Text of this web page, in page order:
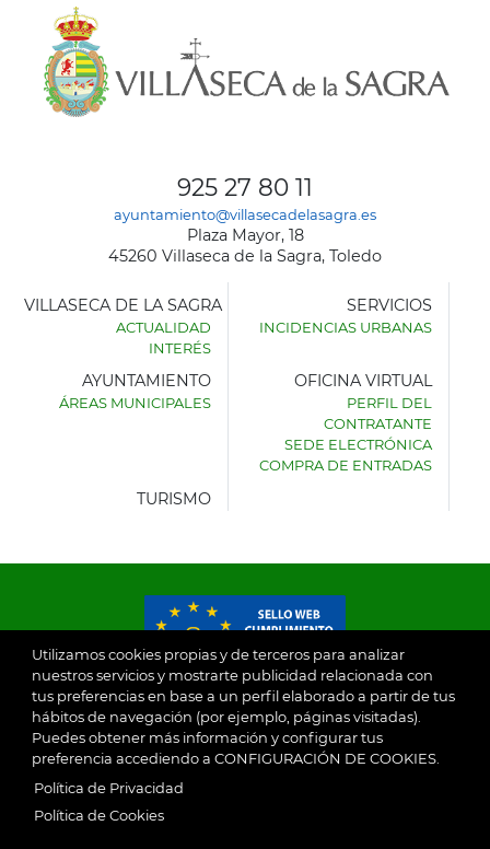
Utilizamos cookies propias y de terceros para analizar
nuestros servicios y mostrarte publicidad relacionada con
tus preferencias en base a un perfil elaborado a partir de tus
hábitos de navegación (por ejemplo, páginas visitadas).
Puedes obtener más información y configurar tus
preferencia accediendo a CONFIGURACIÓN DE COOKIES.
Política de Privacidad
Política de Cookies
925 27 80 11
ayuntamiento@villasecadelasagra.es
Plaza Mayor, 18
45260 Villaseca de la Sagra, Toledo
AYUNTAMIENTO
VILLASECA DE LA SAGRA
ACTUALIDAD
INTERÉS
SERVICIOS
INCIDENCIAS URBANAS
AYUNTAMIENTO
ÁREAS MUNICIPALES
OFICINA VIRTUAL
PERFIL DEL
CONTRATANTE
SEDE ELECTRÓNICA
COMPRA DE ENTRADAS
TURISMO
© 2026
Ayuntamiento de Villaseca de la Sagra Aviso Legal